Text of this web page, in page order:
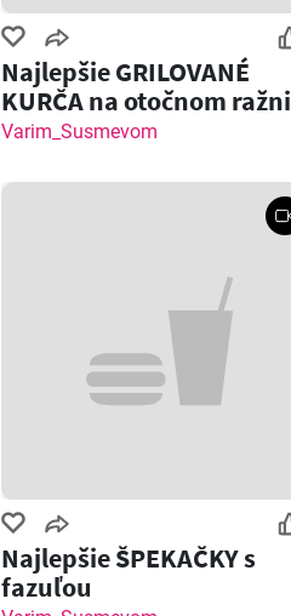
Najlepšie GRILOVANÉ
KURČA na otočnom ražni
Varim_Susmevom
Najlepšie ŠPEKAČKY s
fazuľou